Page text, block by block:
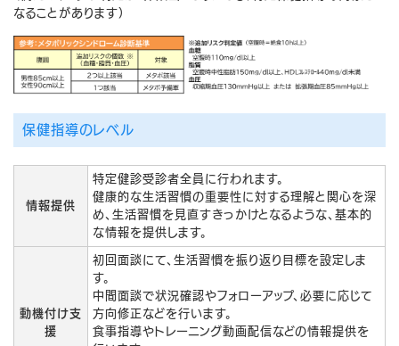
なることがあります）
保健指導のレベル
情報提供
特定健診受診者全員に行われます。
健康的な生活習慣の重要性に対する理解と関心を深
め、生活習慣を見直すきっかけとなるような、基本的
な情報を提供します。
動機付け支
援
初回面談にて、生活習慣を振り返り目標を設定しま
す。
中間面談で状況確認やフォローアップ、必要に応じて
方向修正などを行います。
食事指導やトレーニング動画配信などの情報提供を